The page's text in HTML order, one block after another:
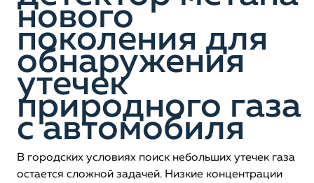
нового
поколения для
обнаружения
утечек
природного газа
с автомобиля
В городских условиях поиск небольших утечек газа
остается сложной задачей. Низкие концентрации